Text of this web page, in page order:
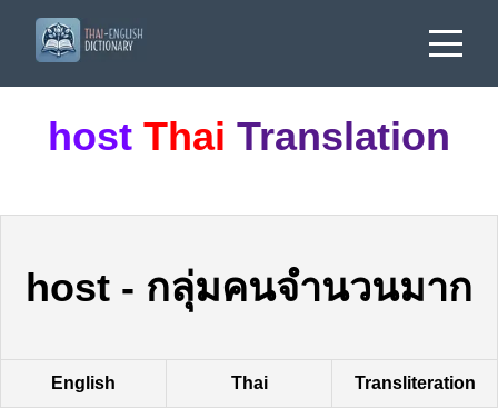
host Thai Translation
host - กลุ่มคนจำนวนมาก
English Thai Transliteration